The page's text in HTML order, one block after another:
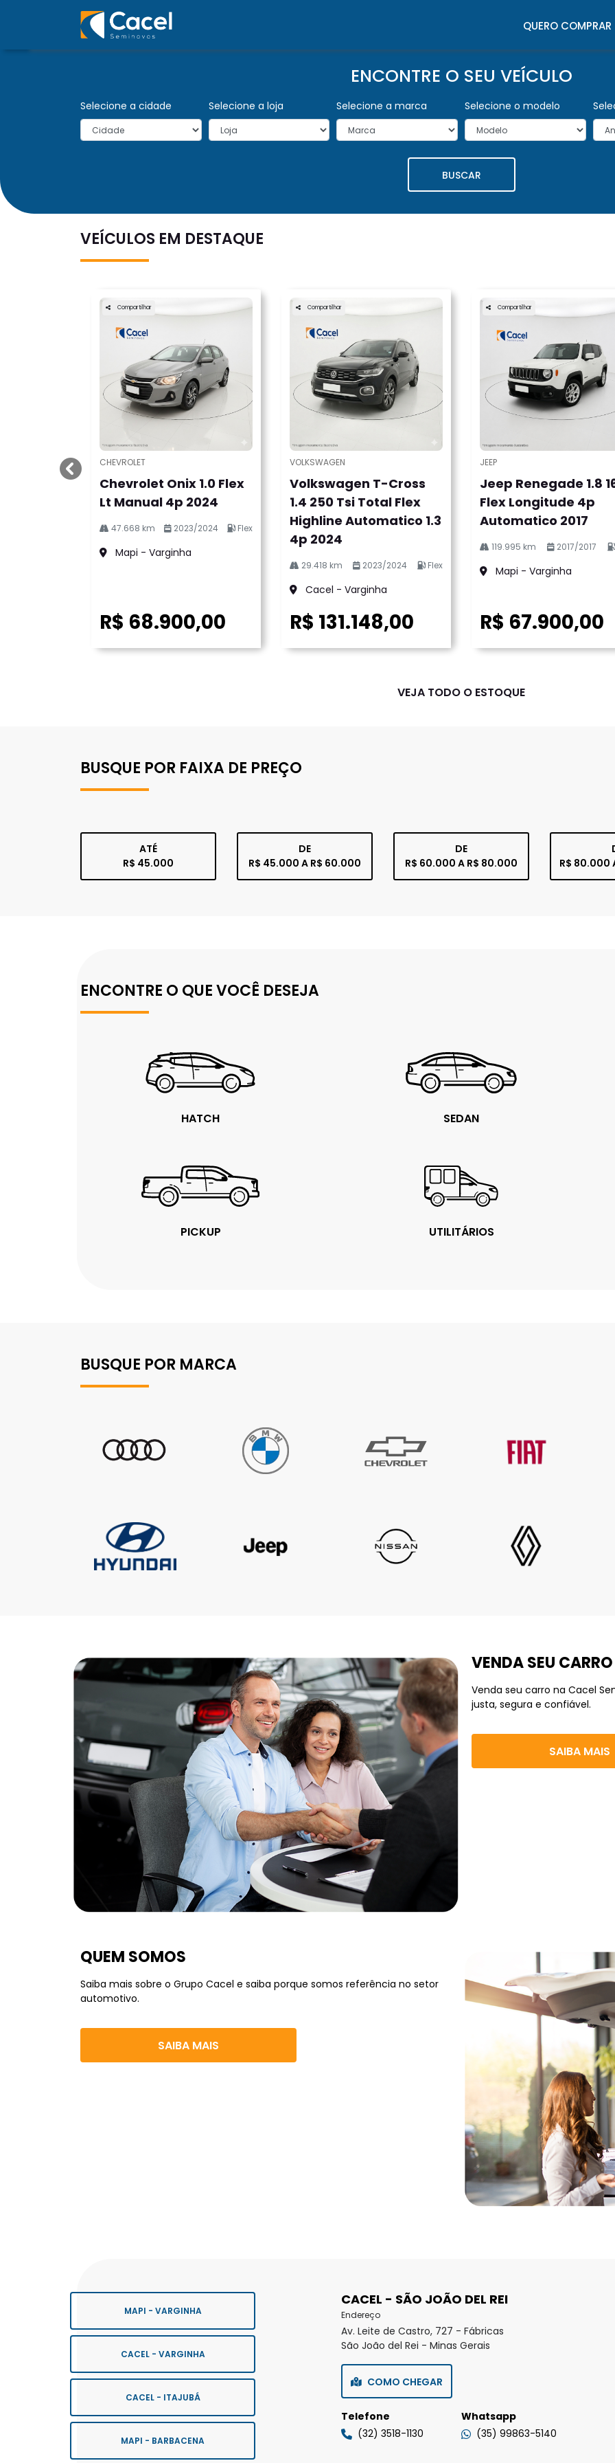
QUERO COMPRAR
ENCONTRE O SEU VEÍCULO
Selecione a cidade Selecione a loja Selecione a marca Selecione o modelo
BUSCAR
VEÍCULOS EM DESTAQUE
Compartilhar
CHEVROLET
Chevrolet Onix 1.0 Flex
Lt Manual 4p 2024
47.668 km 2023/2024 Flex
Mapi - Varginha
R$ 68.900,00
Compartilhar
VOLKSWAGEN
Volkswagen T-Cross
1.4 250 Tsi Total Flex
Highline Automatico 1.3
4p 2024
29.418 km 2023/2024 Flex
Cacel - Varginha
R$ 131.148,00
Compartilhar
JEEP
Jeep Renegade 1.8
Flex Longitude 4p
Automatico 2017
119.995 km 2017/2017
Mapi - Varginha
R$ 67.900,00
templates.template-01.components.carousel.texts.control_prev
VEJA TODO O ESTOQUE
BUSQUE POR FAIXA DE PREÇO
ATÉ
R$ 45.000
DE
R$ 45.000 A R$ 60.000
DE
R$ 60.000 A R$ 80.000
R$ 80.000
ENCONTRE O QUE VOCÊ DESEJA
HATCH SEDAN
PICKUP UTILITÁRIOS
BUSQUE POR MARCA
VENDA SEU CARRO
Venda seu carro na Cacel
justa, segura e confiável.
SAIBA MAIS
QUEM SOMOS
Saiba mais sobre o Grupo Cacel e saiba porque somos referência no setor
automotivo.
SAIBA MAIS
MAPI - VARGINHA
CACEL - VARGINHA
CACEL - ITAJUBÁ
MAPI - BARBACENA
CACEL - SÃO JOÃO DEL REI
Endereço
Av. Leite de Castro, 727 - Fábricas
São João del Rei - Minas Gerais
COMO CHEGAR
Telefone
(32) 3518-1130
Whatsapp
(35) 99863-5140